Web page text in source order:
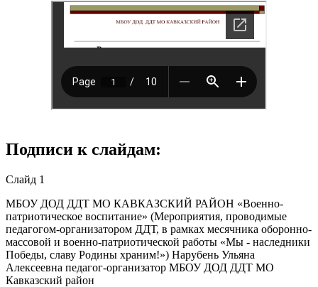
Подписи к слайдам:
Слайд 1
МБОУ ДОД ДДТ МО КАВКАЗСКИЙ РАЙОН «Военно-
патриотическое воспитание» (Мероприятия, проводимые
педагогом-организатором ДДТ, в рамках месячника оборонно-
массовой и военно-патриотической работы «Мы - наследники
Победы, славу Родины храним!») Нарубень Ульяна
Алексеевна педагог-организатор МБОУ ДОД ДДТ МО
Кавказский район